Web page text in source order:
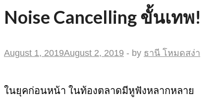
Noise Cancelling ขั้นเทพ!
August 1, 2019August 2, 2019 - by ธานี โหมดสง่า
ในยุคก่อนหน้า ในท้องตลาดมีหูฟังหลากหลาย